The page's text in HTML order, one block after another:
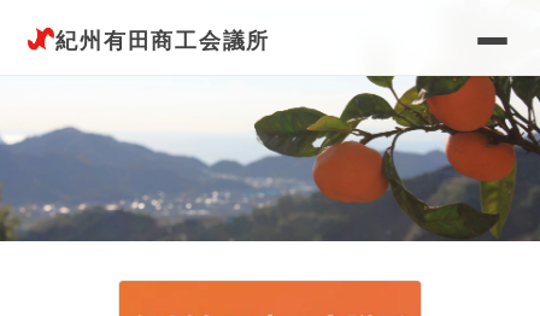
紀州有田商工会議所